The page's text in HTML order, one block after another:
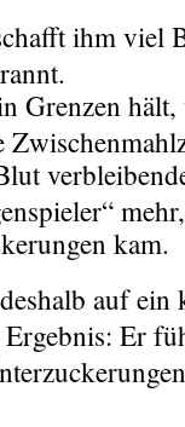
ihm viel
Grenzen
kam.
auf ein
Er